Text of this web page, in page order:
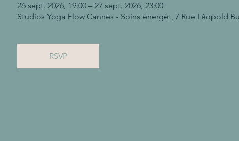
26 sept. 2026, 19:00 – 27 sept. 2026, 23:00
Studios Yoga Flow Cannes - Soins énergét, 7 Rue Léopold
RSVP